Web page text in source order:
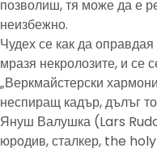
позволиш, тя може да е
неизбежно.
Чудех се как да
мразя некролозите, и се
„Веркмайстерски
неспиращ кадър, дълъг
Януш Валушка (Lars
юродив, сталкер, the